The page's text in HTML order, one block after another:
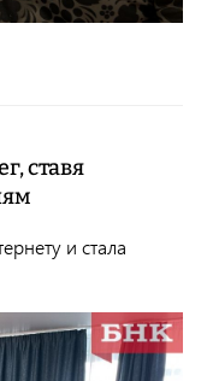
ставя
и стала